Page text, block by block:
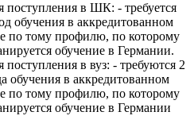
поступления в ШК: - требуется
обучения в аккредитованном
по тому профилю, по которому
обучение в Германии.
поступления в вуз: - требуются 2
обучения в аккредитованном
по тому профилю, по которому
обучение в Германии